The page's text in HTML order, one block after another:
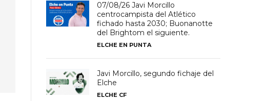
07/08/26 Javi Morcillo
centrocampista del Atlético
fichado hasta 2030; Buonanotte
del Brightom el siguiente.
ELCHE EN PUNTA
Javi Morcillo, segundo fichaje del
Elche
ELCHE CF